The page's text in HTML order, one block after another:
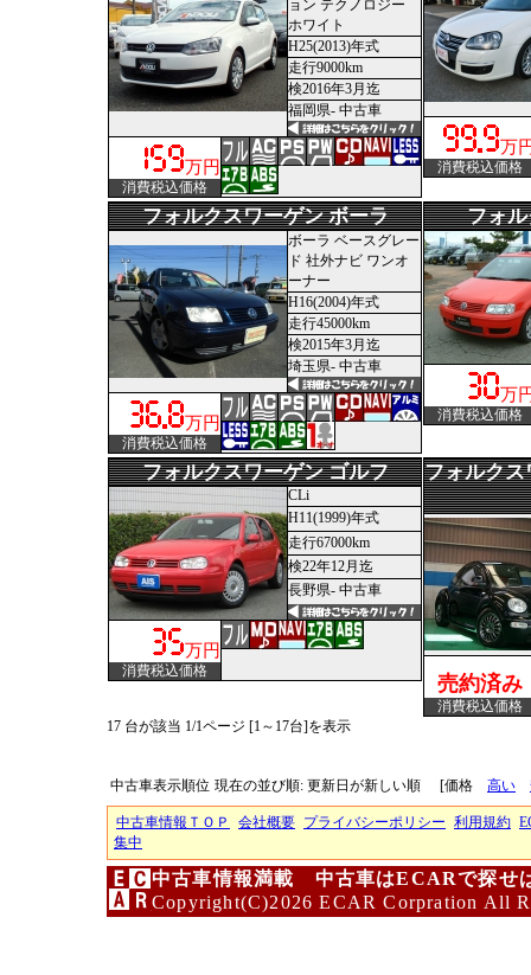
ョン テクノロジー
ホワイト
H25(2013)年式
走行9000km
検2016年3月迄
福岡県- 中古車
万円
消費税込価格
万
消費税込価格
フォルクスワーゲン ボーラ
ボーラ ベースグレー
ド 社外ナビ ワンオ
ーナー
H16(2004)年式
走行45000km
検2015年3月迄
埼玉県- 中古車
万円
消費税込価格
フォ
万
消費税込価格
フォルクスワーゲン ゴルフ
CLi
H11(1999)年式
走行67000km
検22年12月迄
長野県- 中古車
万円
消費税込価格
フォルクス
売約済み
消費税込価格
17 台が該当 1/1ページ [1～17台]を表示
中古車表示順位 現在の並び順: 更新日が新しい順 [価格 高い
中古車情報ＴＯＰ 会社概要 プライバシーポリシー 利用規約
集中
中古車情報満載 中古車はECARで探せ
Copyright(C)2026 ECAR Corpration All